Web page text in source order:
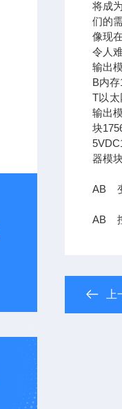
将成
们的
像现
令人
输出
B内
T以太
输出
块
器模
AB
AB